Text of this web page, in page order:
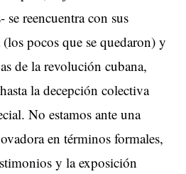
se reencuentra con sus
pocos que se quedaron) y
de la revolución cubana,
la decepción colectiva
No estamos ante una
en términos formales,
y la exposición